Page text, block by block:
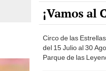
¡Vamos al
Circo de las
del 15 Julio al 30
Parque de las